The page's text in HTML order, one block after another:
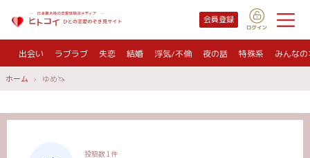
会員登録
出会い ラブラブ 失恋 結婚 浮気/不倫 夜の話 特殊系 みんな
ホーム ゆめ🦄
投稿数 1件